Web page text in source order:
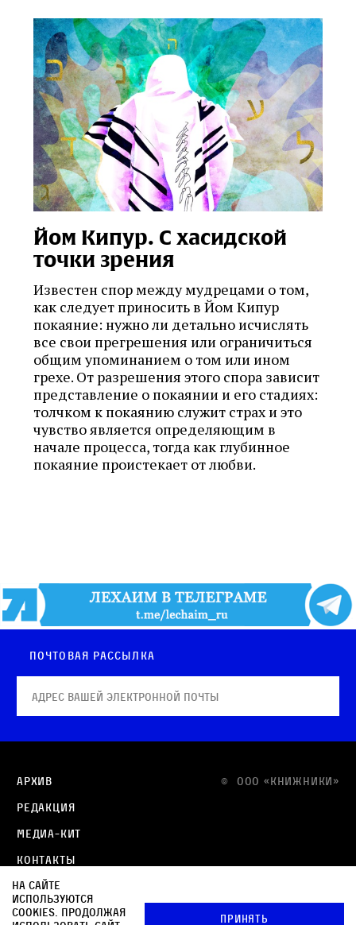
Йом Кипур. С хасидской
точки зрения
Известен спор между мудрецами о том,
как следует приносить в Йом Кипур
покаяние: нужно ли детально исчислять
все свои прегрешения или ограничиться
общим упоминанием о том или ином
грехе. От разрешения этого спора зависит
представление о покаянии и его стадиях:
толчком к покаянию служит страх и это
чувство является определяющим в
начале процесса, тогда как глубинное
покаяние проистекает от любви.
Почтовая рассылка
© OOO «КНИЖНИКИ»
Архив
Редакция
Медиа-кит
Контакты
Политика в отношении обработки персональных
данных
На сайте
используются
cookies. Продолжая
Принять